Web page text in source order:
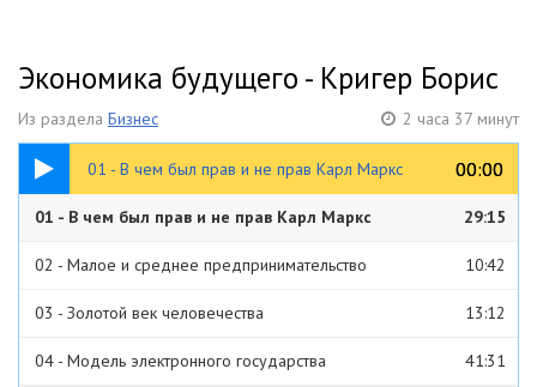
Экономика будущего - Кригер Борис
Из раздела Бизнес 2 часа 37 минут
01 - В чем был прав и не прав Карл Маркс 00:00
00:00
29:15
01 - В чем был прав и не прав Карл Маркс 29:15
02 - Малое и среднее предпринимательство 10:42
03 - Золотой век человечества 13:12
04 - Модель электронного государства 41:31